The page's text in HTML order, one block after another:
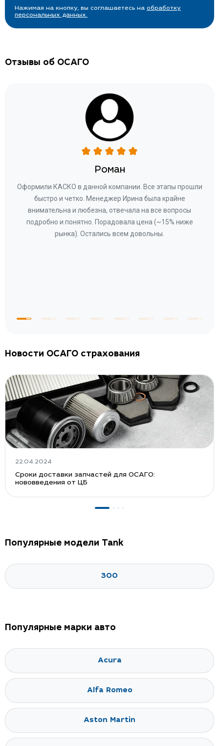
Нажимая на кнопку, вы соглашаетесь на обработку
персональных данных.
Отзывы об ОСАГО
Роман
Оформили КАСКО в данной компании. Все этапы прошли
быстро и четко. Менеджер Ирина была крайне
внимательна и любезна, отвечала на все вопросы
подробно и понятно. Порадовала цена (~15% ниже
рынка). Остались всем довольны.
Новости ОСАГО страхования
22.04.2024
Сроки доставки запчастей для ОСАГО:
нововведения от ЦБ
Популярные модели Tank
300
Популярные марки авто
Acura
Alfa Romeo
Aston Martin